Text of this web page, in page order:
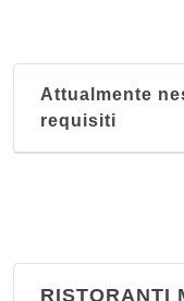
Attualmente
requisiti
RISTORANTI